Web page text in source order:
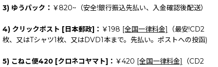
3) ゆうパック： ￥820~（安全!銀行振込先払い、入金確認後配送）
4) クリックポスト [日本郵政]： ￥198 [全国一律料金]
（最安!CD2
枚、又はTシャツ1枚、又はDVD1本まで。先払い。ポストへの投函)
5) こねこ便420 [クロネコヤマト]： ￥420 [全国一律料金]
（CD2